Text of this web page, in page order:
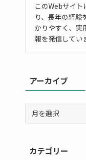
このWebサイ
り、長年の経験
かりやすく、実
報を発信してい
アーカイブ
ブカテゴリー